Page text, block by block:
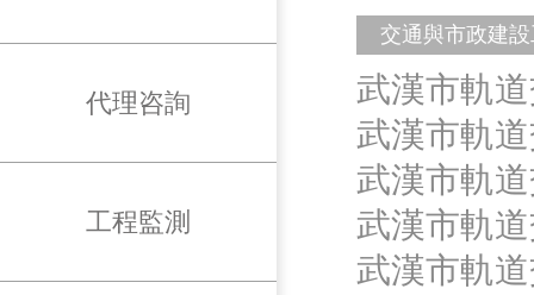
代理咨詢
工程監測
交通與市政建
武漢市軌
武漢市軌
武漢市軌
武漢市軌
武漢市軌